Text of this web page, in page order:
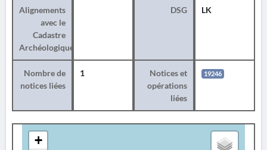
Alignements
avec le
Cadastre
Archéologique
DSG LK
Nombre de
notices liées
1
Notices et
opérations
liées
19246
+